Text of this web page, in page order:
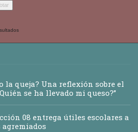
la queja? Una reflexión sobre el
se ha llevado mi queso?”
08 entrega útiles escolares a